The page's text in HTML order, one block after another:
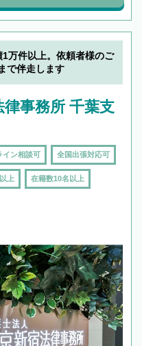
1万件以上。依頼者様のご
で伴走します
事務所 千葉支
イン相談可 全国出張対応可
上 在籍数10名以上